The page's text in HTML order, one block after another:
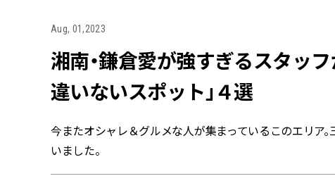
Aug, 01,2023
湘南・鎌倉愛が強すぎるスタッ
違いないスポット」４選
今またオシャレ＆グルメな人が集まっているこのエリア
いました。